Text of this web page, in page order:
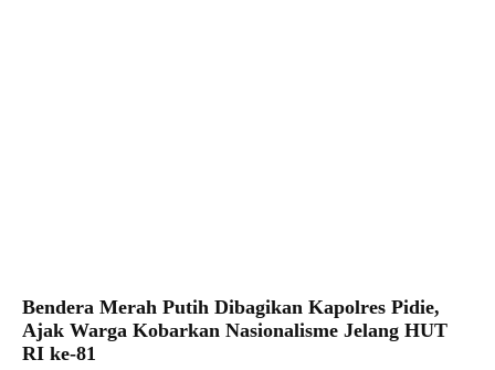
Bendera Merah Putih Dibagikan Kapolres Pidie,
Ajak Warga Kobarkan Nasionalisme Jelang HUT
RI ke-81